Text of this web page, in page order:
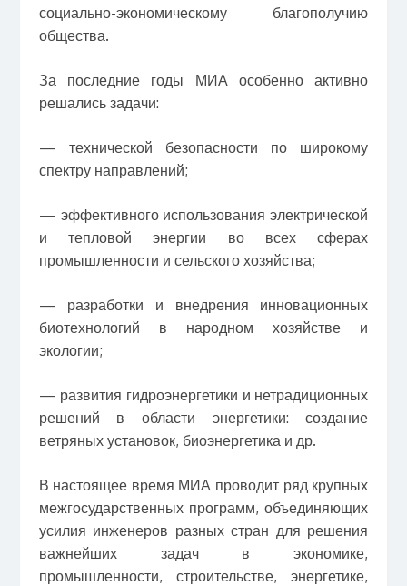
социально-экономическому благополучию
общества.
За последние годы МИА особенно активно
решались задачи:
— технической безопасности по широкому
спектру направлений;
— эффективного использования электрической
и тепловой энергии во всех сферах
промышленности и сельского хозяйства;
— разработки и внедрения инновационных
биотехнологий в народном хозяйстве и
экологии;
— развития гидроэнергетики и нетрадиционных
решений в области энергетики: создание
ветряных установок, биоэнергетика и др.
В настоящее время МИА проводит ряд крупных
межгосударственных программ, объединяющих
усилия инженеров разных стран для решения
важнейших задач в экономике,
промышленности, строительстве, энергетике,